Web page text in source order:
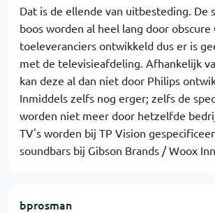
Dat is de ellende van uitbesteding. De
boos worden al heel lang door obscure
toeleveranciers ontwikkeld dus er is
met de televisieafdeling. Afhankelijk
kan deze al dan niet door Philips
Inmiddels zelfs nog erger; zelfs de
worden niet meer door hetzelfde
TV's worden bij TP Vision
soundbars bij Gibson Brands / Woox
bprosman